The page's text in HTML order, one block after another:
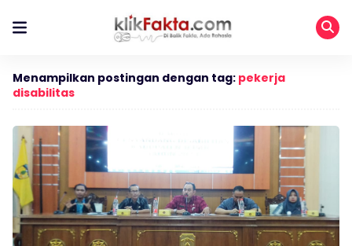
Menampilkan postingan dengan tag: pekerja
disabilitas